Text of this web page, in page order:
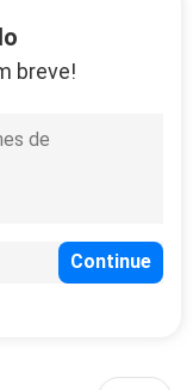
breve!